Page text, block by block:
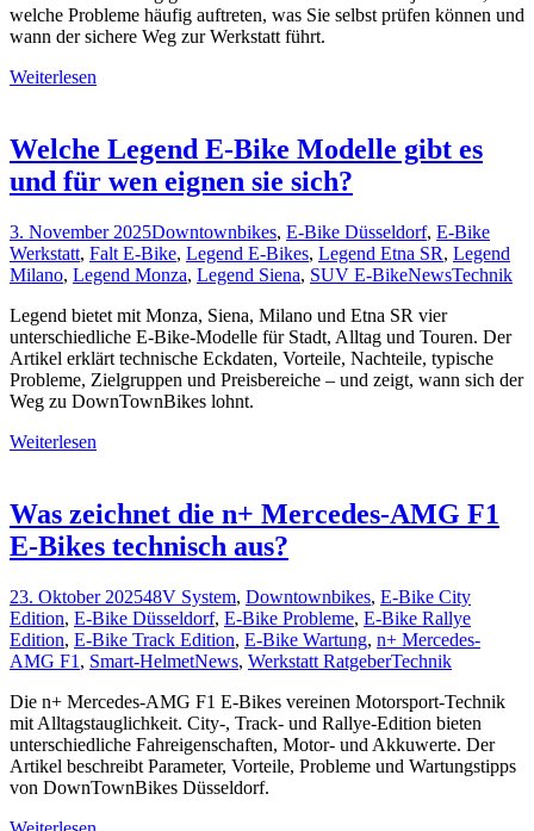
welche Probleme häufig auftreten, was Sie selbst prüfen können und
wann der sichere Weg zur Werkstatt führt.
Weiterlesen
Welche Legend E-Bike Modelle gibt es
und für wen eignen sie sich?
3. November 2025Downtownbikes, E-Bike Düsseldorf, E-Bike
Werkstatt, Falt E-Bike, Legend E-Bikes, Legend Etna SR, Legend
Milano, Legend Monza, Legend Siena, SUV E-BikeNewsTechnik
Legend bietet mit Monza, Siena, Milano und Etna SR vier
unterschiedliche E-Bike-Modelle für Stadt, Alltag und Touren. Der
Artikel erklärt technische Eckdaten, Vorteile, Nachteile, typische
Probleme, Zielgruppen und Preisbereiche – und zeigt, wann sich der
Weg zu DownTownBikes lohnt.
Weiterlesen
Was zeichnet die n+ Mercedes-AMG F1
E-Bikes technisch aus?
23. Oktober 202548V System, Downtownbikes, E-Bike City
Edition, E-Bike Düsseldorf, E-Bike Probleme, E-Bike Rallye
Edition, E-Bike Track Edition, E-Bike Wartung, n+ Mercedes-
AMG F1 , Smart-HelmetNews, Werkstatt RatgeberTechnik
Die n+ Mercedes-AMG F1 E-Bikes vereinen Motorsport-Technik
mit Alltagstauglichkeit. City-, Track- und Rallye-Edition bieten
unterschiedliche Fahreigenschaften, Motor- und Akkuwerte. Der
Artikel beschreibt Parameter, Vorteile, Probleme und Wartungstipps
von DownTownBikes Düsseldorf.